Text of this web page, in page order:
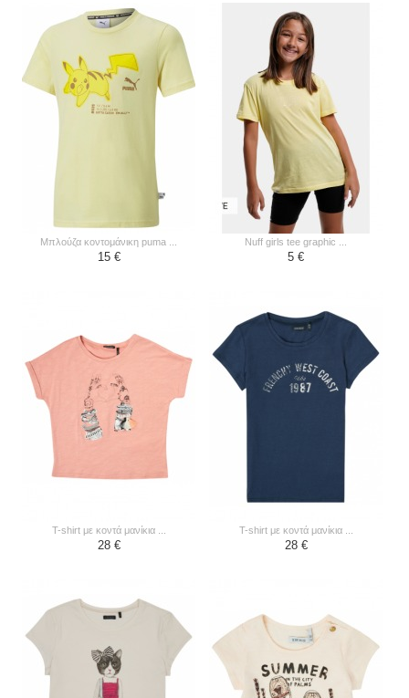
μπλούζα κοντομάνικη puma ...
15 €
nuff girls tee graphic ...
5 €
t-shirt με κοντά μανίκια ...
28 €
t-shirt με κοντά μανίκια ...
28 €